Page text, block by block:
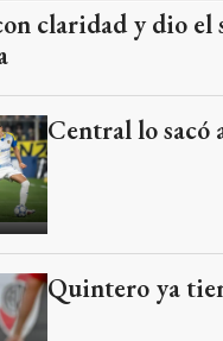
claridad y dio el
Central lo sacó
Quintero ya